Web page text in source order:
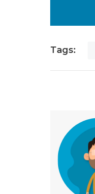
Tags: